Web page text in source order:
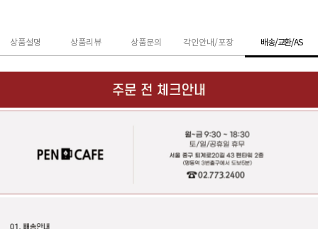
상품설명 상품리뷰 상품문의 각인안내/포장 배송/교환/AS